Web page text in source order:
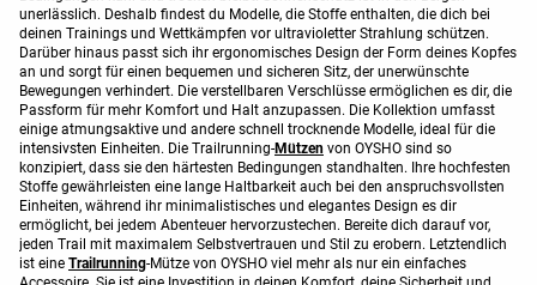
unerlässlich. Deshalb findest du Modelle, die Stoffe enthalten, die dich bei
deinen Trainings und Wettkämpfen vor ultravioletter Strahlung schützen.
Darüber hinaus passt sich ihr ergonomisches Design der Form deines Kopfes
an und sorgt für einen bequemen und sicheren Sitz, der unerwünschte
Bewegungen verhindert. Die verstellbaren Verschlüsse ermöglichen es dir, die
Passform für mehr Komfort und Halt anzupassen. Die Kollektion umfasst
einige atmungsaktive und andere schnell trocknende Modelle, ideal für die
intensivsten Einheiten. Die Trailrunning-Mützen von OYSHO sind so
konzipiert, dass sie den härtesten Bedingungen standhalten. Ihre hochfesten
Stoffe gewährleisten eine lange Haltbarkeit auch bei den anspruchsvollsten
Einheiten, während ihr minimalistisches und elegantes Design es dir
ermöglicht, bei jedem Abenteuer hervorzustechen. Bereite dich darauf vor,
jeden Trail mit maximalem Selbstvertrauen und Stil zu erobern. Letztendlich
ist eine Trailrunning-Mütze von OYSHO viel mehr als nur ein einfaches